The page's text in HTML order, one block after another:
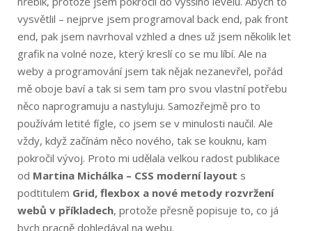
vysvětlil – nejprve jsem programoval back end, pak front
end, pak jsem navrhoval vzhled a dnes už jsem několik let
grafik na volné noze, který kreslí co se mu líbí. Ale na
weby a programování jsem tak nějak nezanevřel, pořád
mě oboje baví a tak si sem tam pro svou vlastní potřebu
něco naprogramuju a nastyluju. Samozřejmě pro to
používám letité fígle, co jsem se v minulosti naučil. Ale
vždy, když začínám něco nového, tak se kouknu, kam
pokročil vývoj. Proto mi udělala velkou radost publikace
od Martina Michálka – CSS moderní layout s
podtitulem Grid, flexbox a nové metody rozvržení
webů v příkladech, protože přesně popisuje to, co já
bych pracně dohledával na webu.